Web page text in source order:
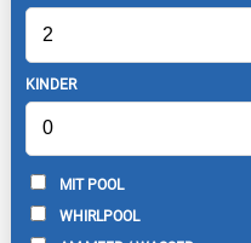
KINDER
MIT POOL
WHIRLPOOL